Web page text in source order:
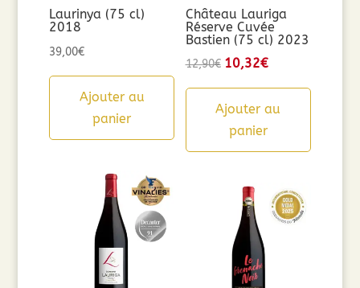
Laurinya (75 cl)
2018
39,00€
Ajouter au
panier
Château Lauriga
Réserve Cuvée
Bastien (75 cl) 2023
12,90€ Le
initial
était :
10,32€Le
actuel
est :
Ajouter au
panier